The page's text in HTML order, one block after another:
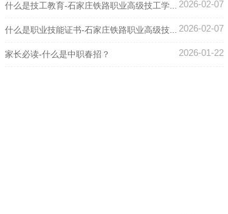
什么是技工教育-石家庄铁路职业高级技工学... 2026-02-07
什么是职业技能证书-石家庄铁路职业高级技... 2026-02-07
家长必读-什么是中职春招？ 2026-01-22